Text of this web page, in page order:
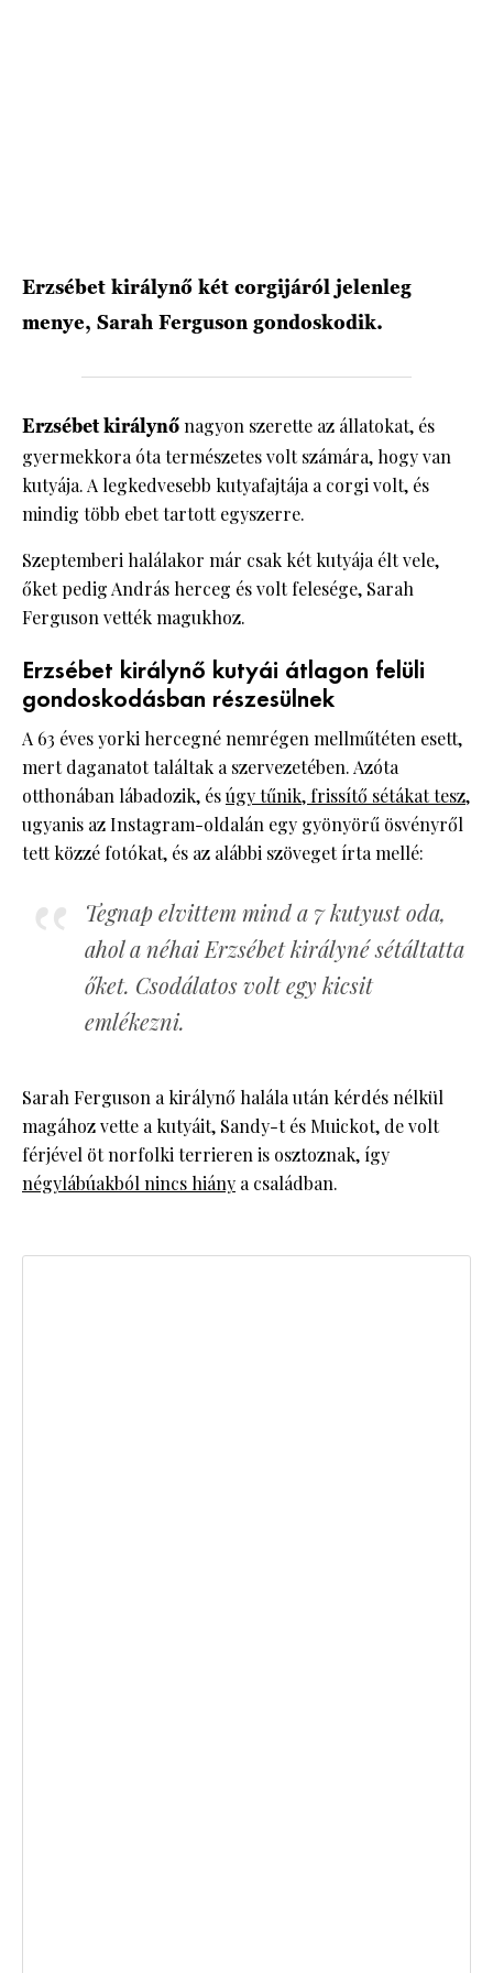
Erzsébet királynő két corgijáról jelenleg
menye, Sarah Ferguson gondoskodik.
Erzsébet királynőnagyon szerette az állatokat, és
gyermekkora óta természetes volt számára, hogy van
kutyája. A legkedvesebb kutyafajtája a corgi volt, és
mindig több ebet tartott egyszerre.
Szeptemberi halálakor már csak két kutyája élt vele,
őket pedig András herceg és volt felesége, Sarah
Ferguson vették magukhoz.
Erzsébet királynő kutyái átlagon felüli
gondoskodásban részesülnek
A 63 éves yorki hercegné nemrégen mellműtéten esett,
mert daganatot találtak a szervezetében. Azóta
otthonában lábadozik, ésúgy tűnik, frissítő sétákat tesz,
ugyanis az Instagram-oldalán egy gyönyörű ösvényről
tett közzé fotókat, és az alábbi szöveget írta mellé:
Tegnap elvittem mind a 7 kutyust oda,
ahol a néhai Erzsébet királyné sétáltatta
őket. Csodálatos volt egy kicsit
emlékezni.
Sarah Ferguson a királynő halála után kérdés nélkül
magához vette a kutyáit, Sandy-t és Muickot, de volt
férjével öt norfolki terrieren is osztoznak, így
négylábúakból nincs hiány a családban.